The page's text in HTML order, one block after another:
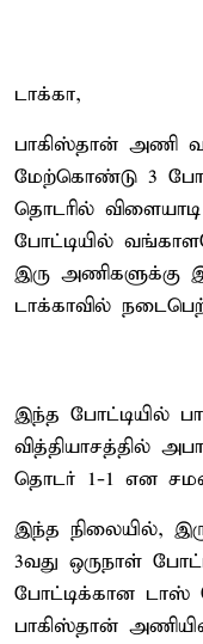
டாக்கா,
பாகிஸ்தான் அணி
மேற்கொண்டு 3
தொடரில்
போட்டியில்
இரு அணிகளுக்கு
டாக்காவில்
இந்த போட்டியில்
வித்தியாசத்தில்
தொடர் 1-1 என
இந்த நிலையில்,
3வது ஒருநாள்
போட்டிக்கான டாஸ்
பாகிஸ்தான்